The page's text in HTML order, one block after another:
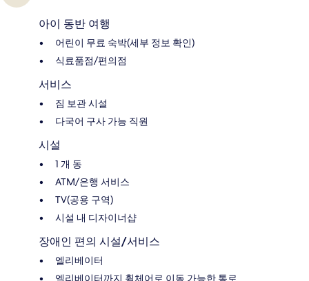
아이 동반 여행
어린이 무료 숙박(세부 정보 확인)
식료품점/편의점
서비스
짐 보관 시설
다국어 구사 가능 직원
시설
1 개 동
ATM/은행 서비스
TV(공용 구역)
시설 내 디자이너샵
장애인 편의 시설/서비스
엘리베이터
엘리베이터까지 휠체어로 이동 가능한 통로